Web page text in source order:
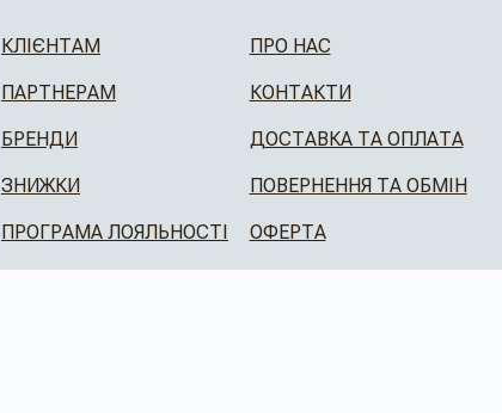
КЛІЄНТАМ
ПАРТНЕРАМ
БРЕНДИ
ЗНИЖКИ
ПРОГРАМА ЛОЯЛЬНОСТІ
ПРО НАС
КОНТАКТИ
ДОСТАВКА ТА ОПЛАТА
ПОВЕРНЕННЯ ТА ОБМІН
ОФЕРТА